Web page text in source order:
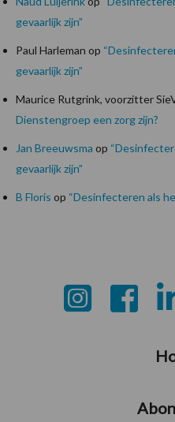
gevaarlijk zijn”
Paul Harleman op
gevaarlijk zijn”
Maurice Rutgrink, voorzitter
Dienstengroep een zorg zijn?
Jan Breeuwsma op
gevaarlijk zijn”
B Floris op “Desinfecteren als